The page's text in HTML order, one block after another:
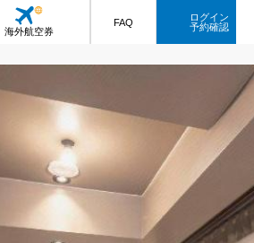
海外航空券
FAQ
ログイン
予約確認